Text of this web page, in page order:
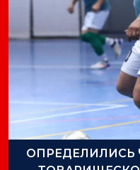
ОПРЕДЕЛИЛИСЬ